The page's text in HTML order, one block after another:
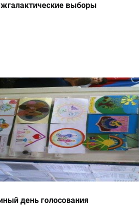
выборы
день голосования